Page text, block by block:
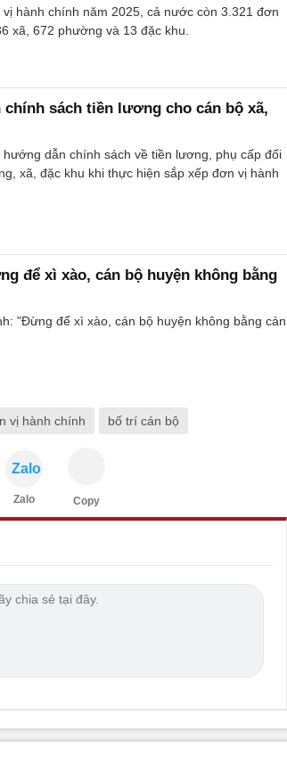
hành chính năm 2025, cả nước còn 3.321 đơn
xã, 672 phường và 13 đặc khu.
sách tiền lương cho cán bộ xã,
dẫn chính sách về tiền lương, phụ cấp đối
xã, đặc khu khi thực hiện sắp xếp đơn vị hành
để xì xào, cán bộ huyện không bằng
"Đừng để xì xào, cán bộ huyện không bằng cán
vị hành chính bố trí cán bộ
Zalo
Zalo Copy